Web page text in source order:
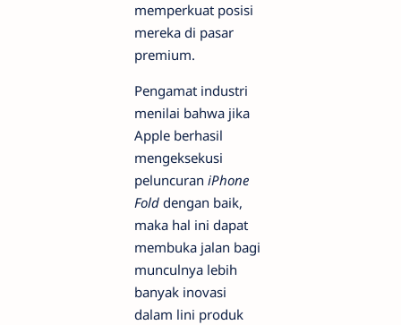
memperkuat posisi
mereka di pasar
premium.
Pengamat industri
menilai bahwa jika
Apple berhasil
mengeksekusi
peluncuran iPhone
Fold dengan baik,
maka hal ini dapat
membuka jalan bagi
munculnya lebih
banyak inovasi
dalam lini produk